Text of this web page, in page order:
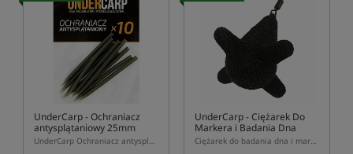
UnderCarp- Ochraniacz
antysplątaniowy 25mm
UnderCarp Ochraniacz antysplątaniowy Krótki
UnderCarp- Ciężarek Do
Markera i Badania Dna
Ciężarek do badania dna i markerowania